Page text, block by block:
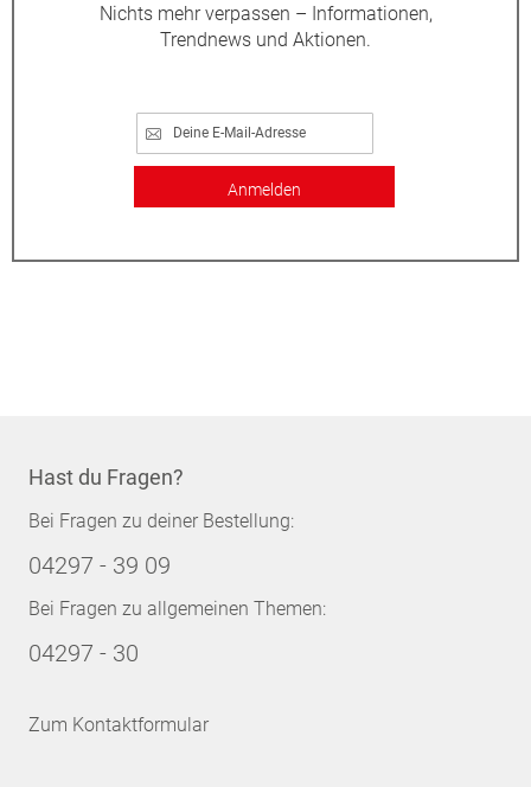
Nichts mehr verpassen – Informationen,
Trendnews und Aktionen.
Anmelden
Hast du Fragen?
Bei Fragen zu deiner Bestellung:
04297 - 39 09
Bei Fragen zu allgemeinen Themen:
04297 - 30
Zum Kontaktformular